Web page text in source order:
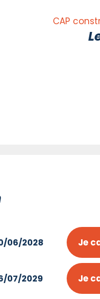
CAP
06/2028 Je
07/2029 Je